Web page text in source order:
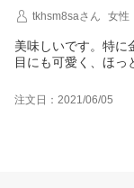
tkhsm8saさん
女性
美味しいです。特に
目にも可愛く、ほっ
注文日：2021/06/05